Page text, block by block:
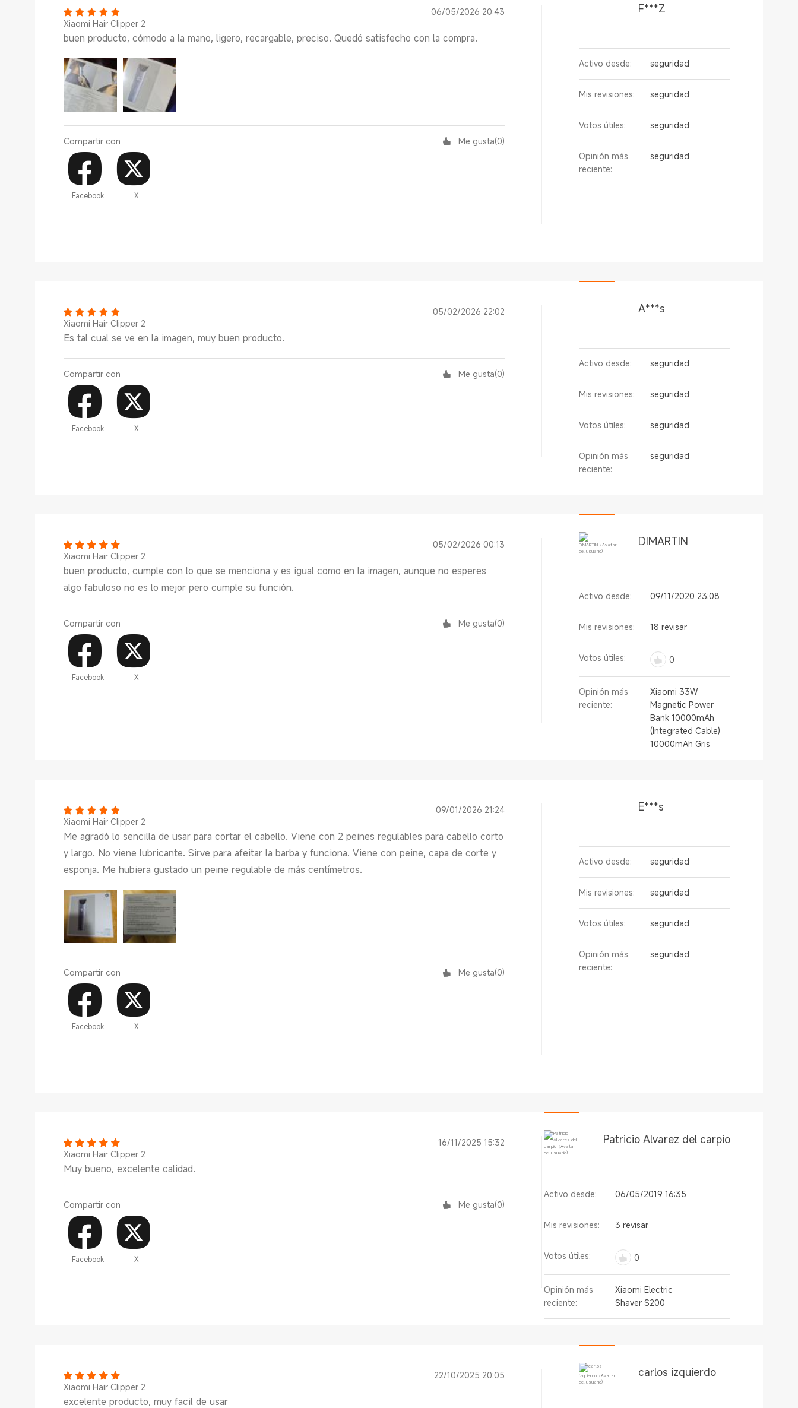
06/05/2026 20:43
Xiaomi Hair Clipper 2
buen producto, cómodo a la mano, ligero, recargable, preciso. Quedó satisfecho con la compra.
Compartir con
Facebook X
Me gusta(0)
F***Z
Activo desde: seguridad
Mis revisiones: seguridad
Votos útiles: seguridad
Opinión más
reciente:
seguridad
05/02/2026 22:02
Xiaomi Hair Clipper 2
Es tal cual se ve en la imagen, muy buen producto.
Compartir con
Facebook X
Me gusta(0)
A***s
Activo desde: seguridad
Mis revisiones: seguridad
Votos útiles: seguridad
Opinión más
reciente:
seguridad
05/02/2026 00:13
Xiaomi Hair Clipper 2
buen producto, cumple con lo que se menciona y es igual como en la imagen, aunque no esperes
algo fabuloso no es lo mejor pero cumple su función.
Compartir con
Facebook X
Me gusta(0)
DIMARTIN
Activo desde: 09/11/2020 23:08
Mis revisiones: 18 revisar
Votos útiles: 0
Opinión más
reciente:
Xiaomi 33W
Magnetic Power
Bank 10000mAh
(Integrated Cable)
10000mAh Gris
09/01/2026 21:24
Xiaomi Hair Clipper 2
Me agradó lo sencilla de usar para cortar el cabello. Viene con 2 peines regulables para cabello corto
y largo. No viene lubricante. Sirve para afeitar la barba y funciona. Viene con peine, capa de corte y
esponja. Me hubiera gustado un peine regulable de más centímetros.
Compartir con
Facebook X
Me gusta(0)
E***s
Activo desde: seguridad
Mis revisiones: seguridad
Votos útiles: seguridad
Opinión más
reciente:
seguridad
16/11/2025 15:32
Xiaomi Hair Clipper 2
Muy bueno, excelente calidad.
Compartir con
Facebook X
Me gusta(0)
Patricio Alvarez del carpio
Activo desde: 06/05/2019 16:35
Mis revisiones: 3 revisar
Votos útiles: 0
Opinión más
reciente:
Xiaomi Electric
Shaver S200
22/10/2025 20:05
Xiaomi Hair Clipper 2
excelente producto, muy facil de usar
carlos izquierdo